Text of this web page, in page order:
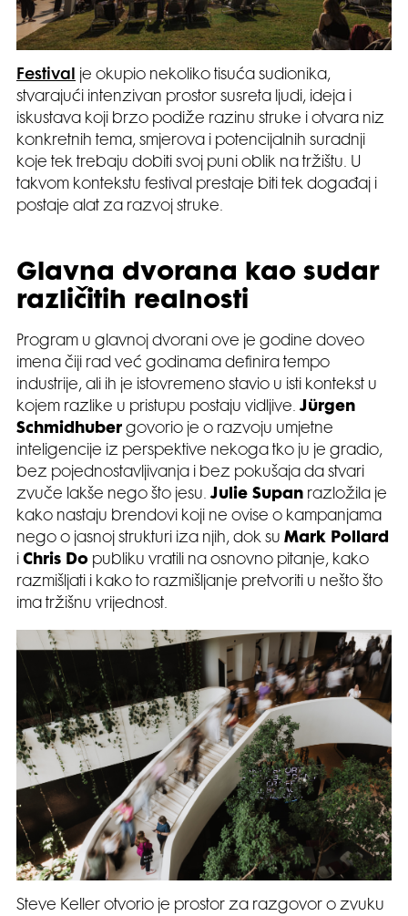
Festival je okupio nekoliko tisuća sudionika,
stvarajući intenzivan prostor susreta ljudi, ideja i
iskustava koji brzo podiže razinu struke i otvara niz
konkretnih tema, smjerova i potencijalnih suradnji
koje tek trebaju dobiti svoj puni oblik na tržištu. U
takvom kontekstu festival prestaje biti tek događaj i
postaje alat za razvoj struke.
Glavna dvorana kao sudar
različitih realnosti
Program u glavnoj dvorani ove je godine doveo
imena čiji rad već godinama definira tempo
industrije, ali ih je istovremeno stavio u isti kontekst u
kojem razlike u pristupu postaju vidljive.Jürgen
Schmidhuber govorio je o razvoju umjetne
inteligencije iz perspektive nekoga tko ju je gradio,
bez pojednostavljivanja i bez pokušaja da stvari
zvuče lakše nego što jesu.Julie Supan razložila je
kako nastaju brendovi koji ne ovise o kampanjama
nego o jasnoj strukturi iza njih, dok su Mark Pollard
i Chris Do publiku vratili na osnovno pitanje, kako
razmišljati i kako to razmišljanje pretvoriti u nešto što
ima tržišnu vrijednost.
Steve Keller otvorio je prostor za razgovor o zvuku